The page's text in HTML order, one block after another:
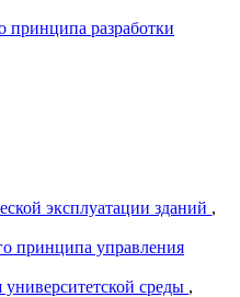
принципа разработки
эксплуатации зданий ,
принципа управления
университетской среды ,